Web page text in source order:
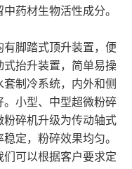
药材生物活性成分。
脚踏式顶升装置，便
抬升装置，简单易操
制冷系统，内外和侧
小型、中型超微粉碎
碎机升级为传动轴式
定，粉碎效果均匀。
可以根据客户要求定